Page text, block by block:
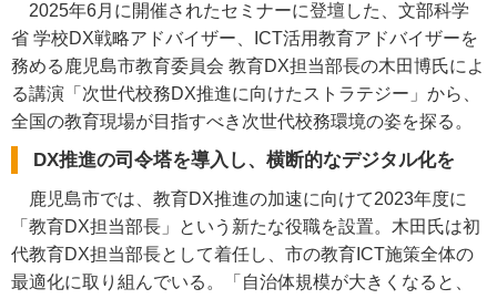
2025年6月に開催されたセミナーに登壇した、文部科学
省 学校DX戦略アドバイザー、ICT活用教育アドバイザーを
務める鹿児島市教育委員会 教育DX担当部長の木田博氏によ
る講演「次世代校務DX推進に向けたストラテジー」から、
全国の教育現場が目指すべき次世代校務環境の姿を探る。
DX推進の司令塔を導入し、横断的なデジタル化を
鹿児島市では、教育DX推進の加速に向けて2023年度に
「教育DX担当部長」という新たな役職を設置。木田氏は初
代教育DX担当部長として着任し、市の教育ICT施策全体の
最適化に取り組んでいる。「自治体規模が大きくなると、